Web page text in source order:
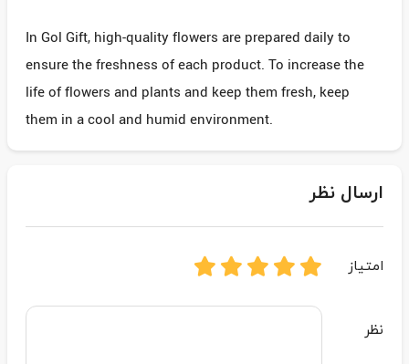
In Gol Gift, high-quality flowers are prepared daily to
ensure the freshness of each product. To increase the
life of flowers and plants and keep them fresh, keep
them in a cool and humid environment.
ارسال نظر
امتیاز
نظر